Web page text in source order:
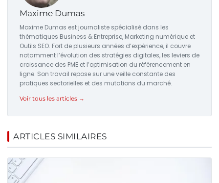
Maxime Dumas
Maxime Dumas est journaliste spécialisé dans les
thématiques Business & Entreprise, Marketing numérique et
Outils SEO. Fort de plusieurs années d’expérience, il couvre
notamment l’évolution des stratégies digitales, les leviers de
croissance des PME et l’optimisation du référencement en
ligne. Son travail repose sur une veille constante des
pratiques sectorielles et des mutations du marché.
Voir tous les articles →
ARTICLES SIMILAIRES